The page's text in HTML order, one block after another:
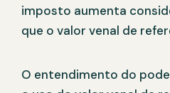
imposto aumenta
que o valor venal de
O entendimento do